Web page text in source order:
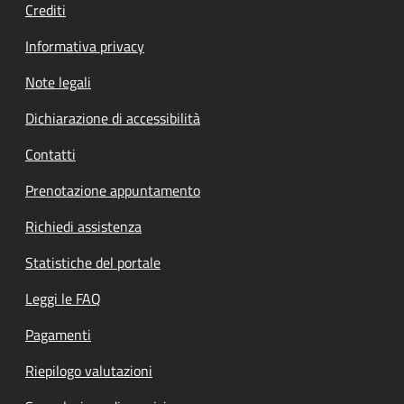
Crediti
Informativa privacy
Note legali
Dichiarazione di accessibilità
Contatti
Prenotazione appuntamento
Richiedi assistenza
Statistiche del portale
Leggi le FAQ
Pagamenti
Riepilogo valutazioni